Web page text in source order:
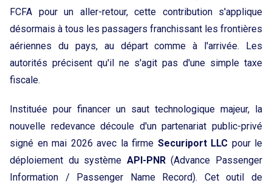
FCFA pour un aller-retour, cette contribution s'applique
désormais à tous les passagers franchissant les frontières
aériennes du pays, au départ comme à l'arrivée. Les
autorités précisent qu'il ne s'agit pas d'une simple taxe
fiscale.
Instituée pour financer un saut technologique majeur, la
nouvelle redevance découle d'un partenariat public-privé
signé en mai 2026 avec la firme Securiport LLC pour le
déploiement du système API-PNR(Advance Passenger
Information / Passenger Name Record). Cet outil de